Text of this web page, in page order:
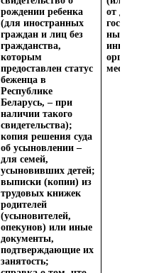
рождении ребенка
(для иностранных
граждан и лиц без
гражданства,
которым
предоставлен статус
беженца в
Республике
Беларусь, – при
наличии такого
свидетельства);
копия решения суда
об усыновлении –
для семей,
усыновивших детей;
выписки (копии) из
трудовых книжек
родителей
(усыновителей,
опекунов) или иные
документы,
подтверждающие их
занятость;
от других
ных
иных
месяц